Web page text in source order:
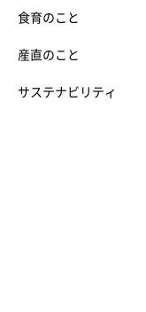
食育のこと
産直のこと
サステナビリティ